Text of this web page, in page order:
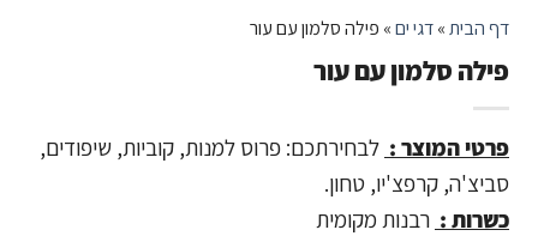
דף הבית»דגי ים» פילה סלמון עם עור
פילה סלמון עם עור
פרטי המוצר : לבחירתכם: פרוס למנות, קוביות, שיפודים,
סביצ'ה, קרפצ'יו, טחון.
כשרות : רבנות מקומית